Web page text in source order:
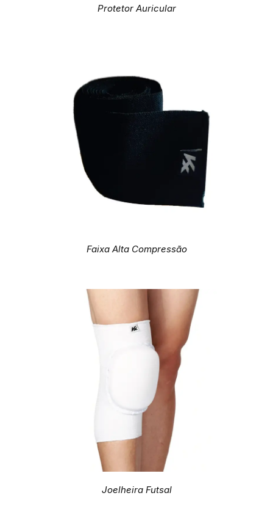
Protetor Auricular
Faixa Alta Compressão
Joelheira Futsal